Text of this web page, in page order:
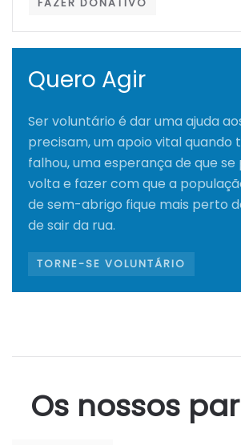
Quero Agir
Ser voluntário é dar uma ajuda
precisam, um apoio vital quando
falhou, uma esperança de que
volta e fazer com que a
de sem-abrigo fique mais perto
de sair da rua.
TORNE-SE VOLUNTÁRIO
Os nossos